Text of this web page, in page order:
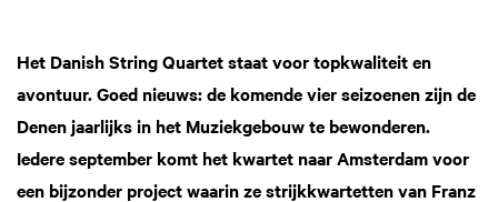
Het Danish String Quartet staat voor topkwaliteit en
avontuur. Goed nieuws: de komende vier seizoenen zijn de
Denen jaarlijks in het Muziekgebouw te bewonderen.
Iedere september komt het kwartet naar Amsterdam voor
een bijzonder project waarin ze strijkkwartetten van Franz